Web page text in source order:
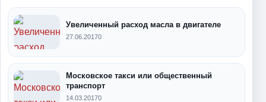
Увеличенный расход масла в двигателе
27.06.20170
Московское такси или общественный
транспорт
14.03.20170